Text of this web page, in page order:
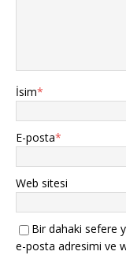
İsim*
E-posta*
Web sitesi
Bir dahaki sefere
e-posta adresimi ve